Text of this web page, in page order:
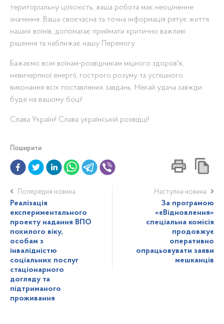
територіальну цілісність, ваша робота має неоціненне
значення. Ваша своєчасна та точна інформація рятує життя
наших воїнів, допомагає приймати критично важливі
рішення та наближає нашу Перемогу.
Бажаємо всім воїнам-розвідникам міцного здоров'я,
невичерпної енергії, гострого розуму та успішного
виконання всіх поставлених завдань. Нехай удача завжди
буде на вашому боці!
Слава Україні! Слава українській розвідці!
Поширити
Попередня новина
Реалізація
експериментального
проекту надання ВПО
похилого віку,
особам з
інвалідністю
соціальних послуг
стаціонарного
догляду та
підтриманого
проживання
Наступна новина
За програмою
«єВідновлення»
спеціальна комісія
продовжує
оперативно
опрацьовувати заяви
мешканців